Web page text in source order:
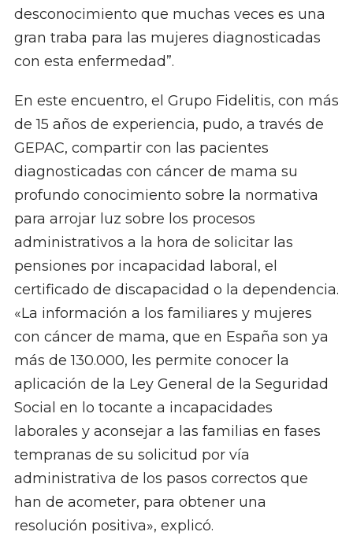
desconocimiento que muchas veces es una
gran traba para las mujeres diagnosticadas
con esta enfermedad”.
En este encuentro, el Grupo Fidelitis, con más
de 15 años de experiencia, pudo, a través de
GEPAC, compartir con las pacientes
diagnosticadas con cáncer de mama su
profundo conocimiento sobre la normativa
para arrojar luz sobre los procesos
administrativos a la hora de solicitar las
pensiones por incapacidad laboral, el
certificado de discapacidad o la dependencia.
«La información a los familiares y mujeres
con cáncer de mama, que en España son ya
más de 130.000, les permite conocer la
aplicación de la Ley General de la Seguridad
Social en lo tocante a incapacidades
laborales y aconsejar a las familias en fases
tempranas de su solicitud por vía
administrativa de los pasos correctos que
han de acometer, para obtener una
resolución positiva», explicó.